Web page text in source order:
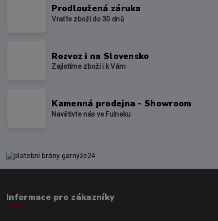
Prodloužená záruka
Vraťte zboží do 30 dnů
Rozvoz i na Slovensko
Zajistíme zboží i k Vám
Kamenná prodejna - Showroom
Navštivte nás ve Fulneku
Informace pro zákazníky